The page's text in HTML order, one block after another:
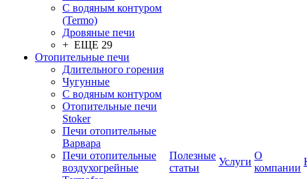
С водяным контуром
(Termo)
Дровяные печи
+ ЕЩЕ 29
Отопительные печи
Длительного горения
Чугунные
C водяным контуром
Отопительные печи
Stoker
Печи отопительные
Варвара
Печи отопительные
воздухогрейные
Полезные
статьи
Услуги
О
компании